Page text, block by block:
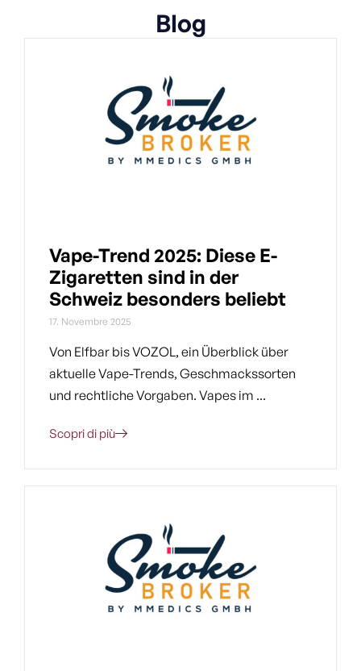
Blog
Vape-Trend 2025: Diese E-
Zigaretten sind in der
Schweiz besonders beliebt
17. Novembre 2025
Von Elfbar bis VOZOL, ein Überblick über
aktuelle Vape-Trends, Geschmackssorten
und rechtliche Vorgaben. Vapes im ...
Scopri di più